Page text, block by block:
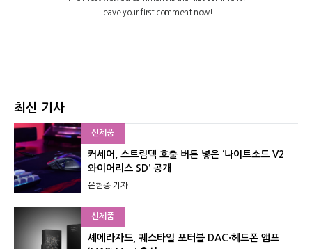
최신 기사
신제품
커세어, 스트림덱 호출 버튼 넣은 ‘나이트소드 V2
와이어리스 SD’ 공개
윤현종 기자
신제품
셰에라자드, 퀘스타일 포터블 DAC·헤드폰 앰프